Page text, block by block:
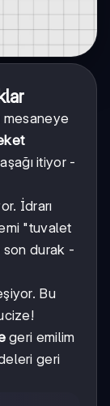
itiyor -
İdrarı
"tuvalet
son durak -
Bu
geri emilim
geri